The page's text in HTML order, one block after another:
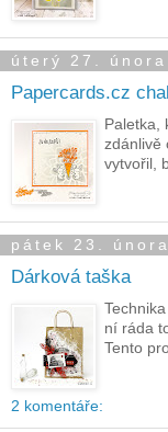
úterý 27. února
Papercards.cz
Paletka,
zdánlivě
vytvořil,
pátek 23.
Dárková taška
ní ráda
Tento
2 komentáře: